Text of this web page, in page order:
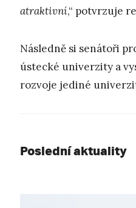
atraktivní,“ potvrzuje
Následně si senátoři
ústecké univerzity a
rozvoje jediné
Poslední aktuality